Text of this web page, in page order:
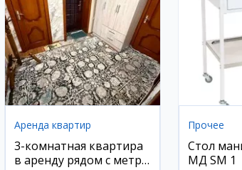
Аренда квартир
3-комнатная квартира
в аренду рядом с метро
Прочее
Стол
МД SM 1